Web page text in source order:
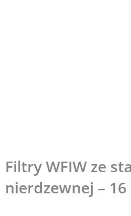
Filtry WFIW ze
nierdzewnej –